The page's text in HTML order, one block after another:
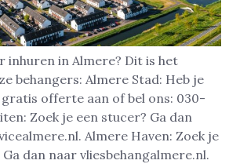
inhuren in Almere? Dit is het
behangers: Almere Stad: Heb je
offerte aan of bel ons: 030-
Zoek je een stucer? Ga dan
Almere Haven: Zoek je
dan naar vliesbehangalmere.nl.